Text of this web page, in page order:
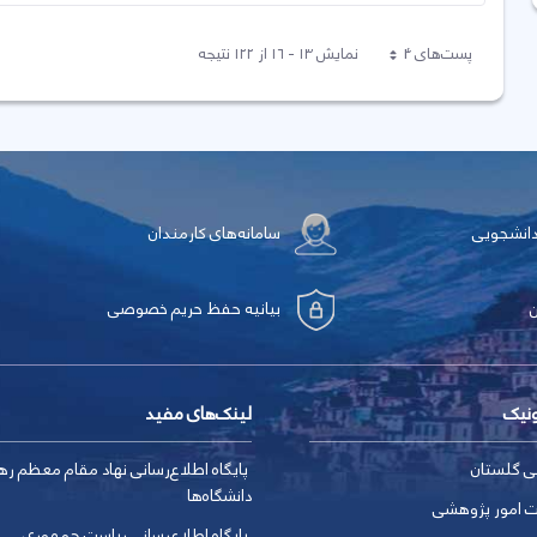
پست‌‌های 4هر صفحه نمایش ۱۳ - ۱۶ از ۱۲۲ نتیجه
سامانه‌های کارمندان
بیانیه حفظ حریم خصوصی
گلستان
امور پژوهشی
لینک‌های مفید
پایگاه اطلاع‌رسانی نهاد مقام معظم
دانشگاه‌ها